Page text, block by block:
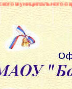
округа